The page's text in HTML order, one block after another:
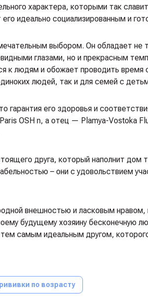
характера, которыми так
идеально социализированным и
выбором. Он обладает не
глазами, но и прекрасным
людям и обожает проводить время
людей, так и для семей с
гарантия его здоровья и
OSH n, а отец — Plamya-Vostoka
друга, который наполнит
– они с удовольствием
внешностью и ласковым нравом,
будущему хозяину бесконечную
самым идеальным другом,
по возрасту